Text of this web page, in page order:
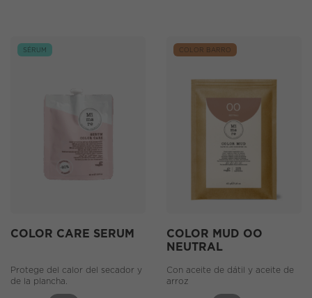
SÉRUM
COLOR CARE SERUM
Protege del calor del secador y
de la plancha.
COLOR BARRO
COLOR MUD OO
NEUTRAL
Con aceite de dátil y aceite de
arroz